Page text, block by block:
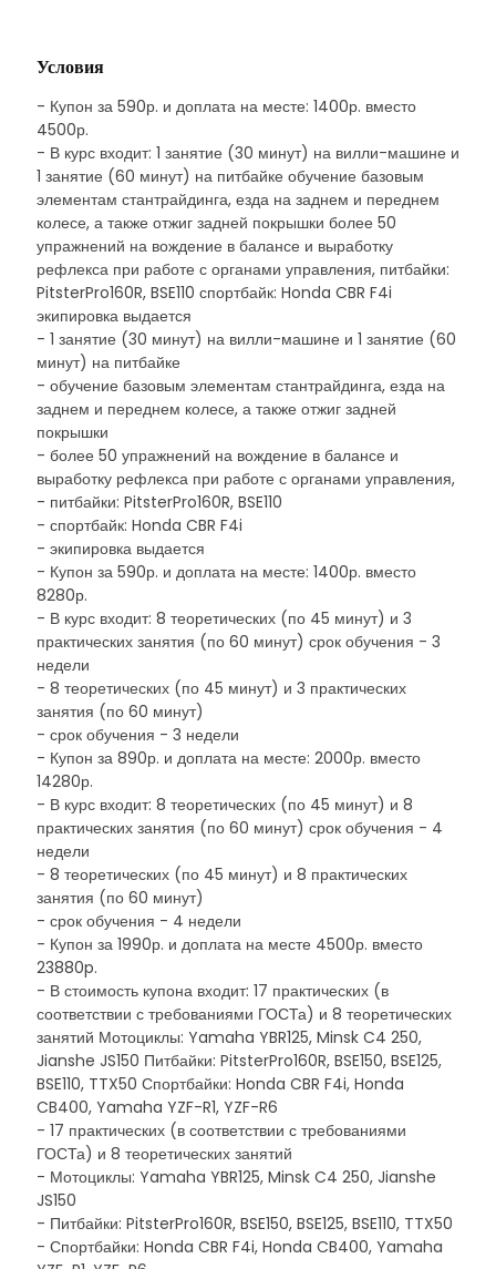
Условия
- Купон за 590р. и доплата на месте: 1400р. вместо
4500р.
- В курс входит: 1 занятие (30 минут) на вилли-машине и
1 занятие (60 минут) на питбайке обучение базовым
элементам стантрайдинга, езда на заднем и переднем
колесе, а также отжиг задней покрышки более 50
упражнений на вождение в балансе и выработку
рефлекса при работе с органами управления, питбайки:
PitsterPro160R, BSE110 спортбайк: Honda CBR F4i
экипировка выдается
- 1 занятие (30 минут) на вилли-машине и 1 занятие (60
минут) на питбайке
- обучение базовым элементам стантрайдинга, езда на
заднем и переднем колесе, а также отжиг задней
покрышки
- более 50 упражнений на вождение в балансе и
выработку рефлекса при работе с органами управления,
- питбайки: PitsterPro160R, BSE110
- спортбайк: Honda CBR F4i
- экипировка выдается
- Купон за 590р. и доплата на месте: 1400р. вместо
8280р.
- В курс входит: 8 теоретических (по 45 минут) и 3
практических занятия (по 60 минут) срок обучения - 3
недели
- 8 теоретических (по 45 минут) и 3 практических
занятия (по 60 минут)
- срок обучения - 3 недели
- Купон за 890р. и доплата на месте: 2000р. вместо
14280р.
- В курс входит: 8 теоретических (по 45 минут) и 8
практических занятия (по 60 минут) срок обучения - 4
недели
- 8 теоретических (по 45 минут) и 8 практических
занятия (по 60 минут)
- срок обучения - 4 недели
- Купон за 1990р. и доплата на месте 4500р. вместо
23880p.
- В стоимость купона входит: 17 практических (в
соответствии с требованиями ГОСТа) и 8 теоретических
занятий Мотоциклы: Yamaha YBR125, Minsk C4 250,
Jianshe JS150 Питбайки: PitsterPro160R, BSE150, BSE125,
BSE110, TTX50 Спортбайки: Honda CBR F4i, Honda
CB400, Yamaha YZF-R1, YZF-R6
- 17 практических (в соответствии с требованиями
ГОСТа) и 8 теоретических занятий
- Мотоциклы: Yamaha YBR125, Minsk C4 250, Jianshe
JS150
- Питбайки: PitsterPro160R, BSE150, BSE125, BSE110, TTX50
- Спортбайки: Honda CBR F4i, Honda CB400, Yamaha